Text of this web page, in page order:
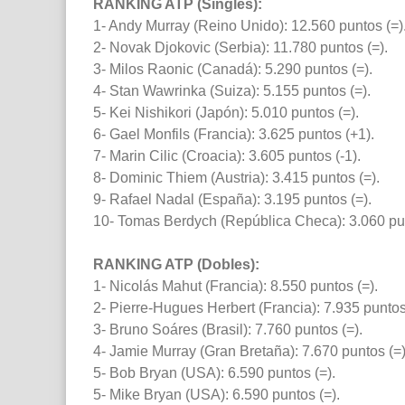
RANKING ATP (Singles):
1- Andy Murray (Reino Unido): 12.560 puntos (=).
2- Novak Djokovic (Serbia): 11.780 puntos (=).
3- Milos Raonic (Canadá): 5.290 puntos (=).
4- Stan Wawrinka (Suiza): 5.155 puntos (=).
5- Kei Nishikori (Japón): 5.010 puntos (=).
6- Gael Monfils (Francia): 3.625 puntos (+1).
7- Marin Cilic (Croacia): 3.605 puntos (-1).
8- Dominic Thiem (Austria): 3.415 puntos (=).
9- Rafael Nadal (España): 3.195 puntos (=).
10- Tomas Berdych (República Checa): 3.060
RANKING ATP (Dobles):
1- Nicolás Mahut (Francia): 8.550 puntos (=).
2- Pierre-Hugues Herbert (Francia): 7.935
3- Bruno Soáres (Brasil): 7.760 puntos (=).
4- Jamie Murray (Gran Bretaña): 7.670 puntos
5- Bob Bryan (USA): 6.590 puntos (=).
5- Mike Bryan (USA): 6.590 puntos (=).